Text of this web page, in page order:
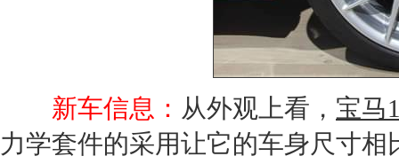
新车信息： 从外观上看， 宝马
力学套件的采用让它的车身尺寸相